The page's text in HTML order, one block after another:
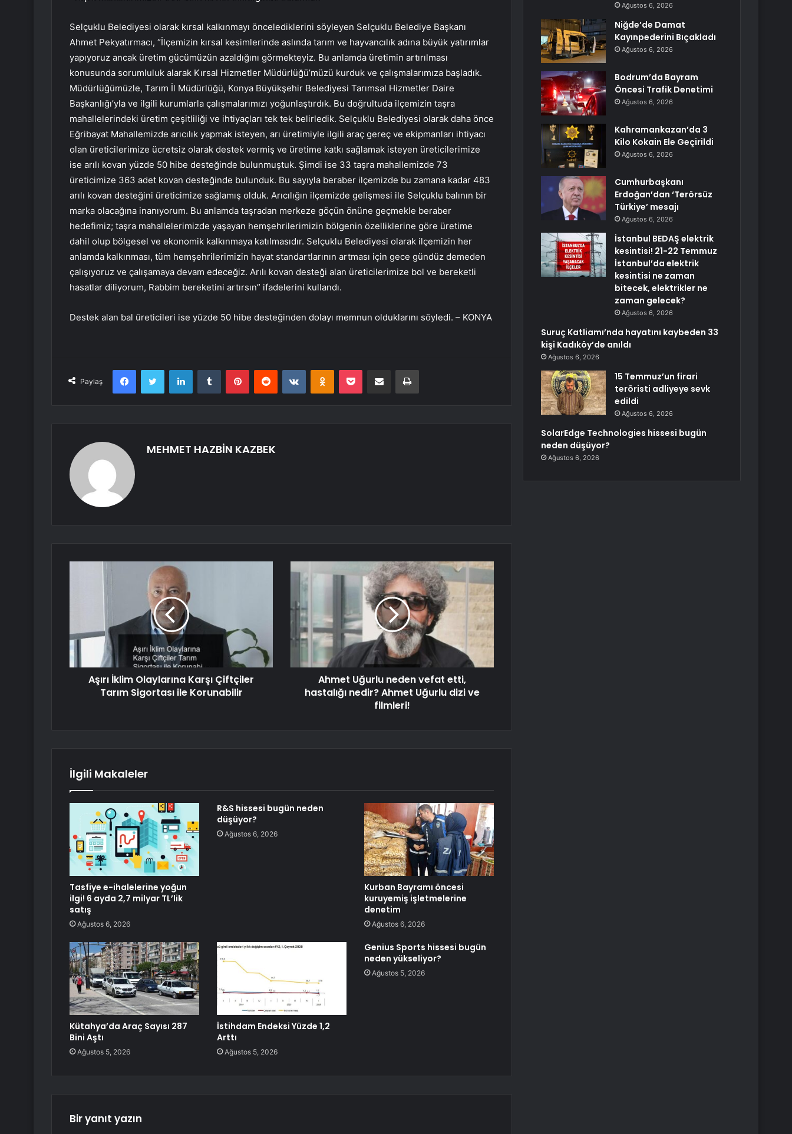
Selçuklu Belediyesi olarak kırsal kalkınmayı öncelediklerini söyleyen Selçuklu Belediye Başkanı
Ahmet Pekyatırmacı, “İlçemizin kırsal kesimlerinde aslında tarım ve hayvancılık adına büyük yatırımlar
yapıyoruz ancak üretim gücümüzün azaldığını görmekteyiz. Bu anlamda üretimin artırılması
konusunda sorumluluk alarak Kırsal Hizmetler Müdürlüğü’müzü kurduk ve çalışmalarımıza başladık.
Müdürlüğümüzle, Tarım İl Müdürlüğü, Konya Büyükşehir Belediyesi Tarımsal Hizmetler Daire
Başkanlığı’yla ve ilgili kurumlarla çalışmalarımızı yoğunlaştırdık. Bu doğrultuda ilçemizin taşra
mahallelerindeki üretim çeşitliliği ve ihtiyaçları tek tek belirledik. Selçuklu Belediyesi olarak daha önce
Eğribayat Mahallemizde arıcılık yapmak isteyen, arı üretimiyle ilgili araç gereç ve ekipmanları ihtiyacı
olan üreticilerimize ücretsiz olarak destek vermiş ve üretime katkı sağlamak isteyen üreticilerimize
ise arılı kovan yüzde 50 hibe desteğinde bulunmuştuk. Şimdi ise 33 taşra mahallemizde 73
üreticimize 363 adet kovan desteğinde bulunduk. Bu sayıyla beraber ilçemizde bu zamana kadar 483
arılı kovan desteğini üreticimize sağlamış olduk. Arıcılığın ilçemizde gelişmesi ile Selçuklu balının bir
marka olacağına inanıyorum. Bu anlamda taşradan merkeze göçün önüne geçmekle beraber
hedefimiz; taşra mahallelerimizde yaşayan hemşehrilerimizin bölgenin özelliklerine göre üretime
dahil olup bölgesel ve ekonomik kalkınmaya katılmasıdır. Selçuklu Belediyesi olarak ilçemizin her
anlamda kalkınması, tüm hemşehrilerimizin hayat standartlarının artması için gece gündüz demeden
çalışıyoruz ve çalışamaya devam edeceğiz. Arılı kovan desteği alan üreticilerimize bol ve bereketli
hasatlar diliyorum, Rabbim bereketini artırsın” ifadelerini kullandı.
Destek alan bal üreticileri ise yüzde 50 hibe desteğinden dolayı memnun olduklarını söyledi. – KONYA
Paylaş
FacebookTwitter LinkedInTumblr PinterestReddit VKontakteOdnoklassniki
Pocket E-Posta ile paylaş Yazdır
MEHMET HAZBİN KAZBEK
Aşırı İklim Olaylarına Karşı Çiftçiler
Tarım Sigortası ile Korunabilir
Ahmet Uğurlu neden vefat etti,
hastalığı nedir? Ahmet Uğurlu dizi ve
filmleri!
İlgili Makaleler
Tasfiye e-ihalelerine yoğun
ilgi! 6 ayda 2,7 milyar TL’lik
satış
Ağustos 6, 2026
R&S hissesi bugün neden
düşüyor?
Ağustos 6, 2026
Kurban Bayramı öncesi
kuruyemiş işletmelerine
denetim
Ağustos 6, 2026
Kütahya’da Araç Sayısı 287
Bini Aştı
Ağustos 5, 2026
İstihdam Endeksi Yüzde 1,2
Arttı
Ağustos 5, 2026
Genius Sports hissesi bugün
neden yükseliyor?
Ağustos 5, 2026
Bir yanıt yazın
Ağustos 6, 2026
Niğde’de Damat
Kayınpederini Bıçakladı
Ağustos 6, 2026
Bodrum’da Bayram
Öncesi Trafik Denetimi
Ağustos 6, 2026
Kahramankazan’da 3
Kilo Kokain Ele Geçirildi
Ağustos 6, 2026
Cumhurbaşkanı
Erdoğan’dan ‘Terörsüz
Türkiye’ mesajı
Ağustos 6, 2026
İstanbul BEDAŞ elektrik
kesintisi! 21-22 Temmuz
İstanbul’da elektrik
kesintisi ne zaman
bitecek, elektrikler ne
zaman gelecek?
Ağustos 6, 2026
Suruç Katliamı’nda hayatını kaybeden 33
kişi Kadıköy’de anıldı
Ağustos 6, 2026
15 Temmuz’un firari
teröristi adliyeye sevk
edildi
Ağustos 6, 2026
SolarEdge Technologies hissesi bugün
neden düşüyor?
Ağustos 6, 2026